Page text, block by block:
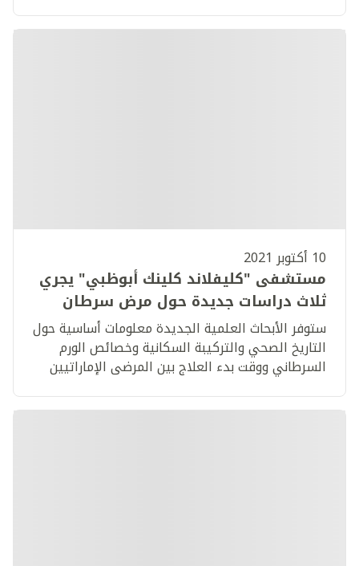
10 أكتوبر 2021
مستشفى "كليفلاند كلينك أبوظبي" يجري
ثلاث دراسات جديدة حول مرض سرطان
الثدي
ستوفر الأبحاث العلمية الجديدة معلومات أساسية حول
التاريخ الصحي والتركيبة السكانية وخصائص الورم
السرطاني ووقت بدء العلاج بين المرضى الإماراتيين